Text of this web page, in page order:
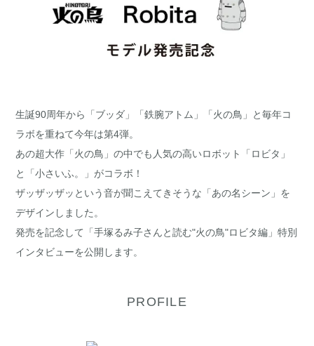
生誕90周年から「ブッダ」「鉄腕アトム」「火の鳥」と毎年コ
ラボを重ねて今年は第4弾。
あの超大作「火の鳥」の中でも人気の高いロボット「ロビタ」
と「小さいふ。」がコラボ！
ザッザッザッという音が聞こえてきそうな「あの名シーン」を
デザインしました。
発売を記念して「手塚るみ子さんと読む"火の鳥"ロビタ編」特別
インタビューを公開します。
PROFILE